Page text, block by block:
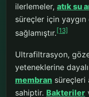
ilerlemeler, atık su
süreçler için
sağlamıştır.[13]
Ultrafiltrasyon,
yeteneklerine
membran süreçleri
sahiptir. Bakteriler